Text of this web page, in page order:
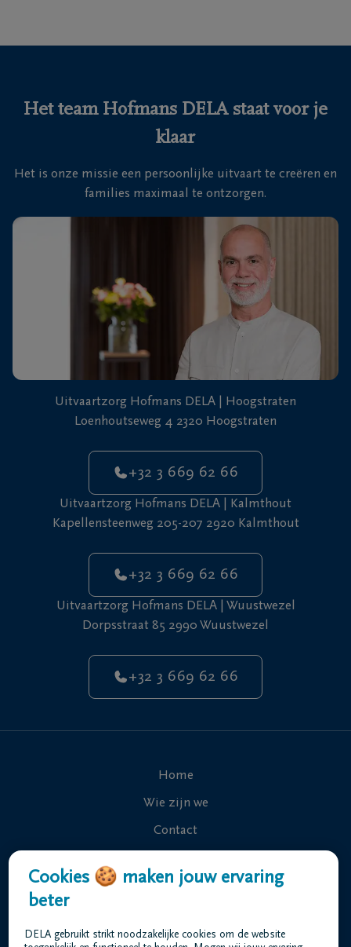
24u/24
Het team Hofmans DELA staat voor je
klaar
Het is onze missie een persoonlijke uitvaart te creëren en
families maximaal te ontzorgen.
Uitvaartzorg Hofmans DELA | Hoogstraten
Loenhoutseweg 4 2320 Hoogstraten
+32 3 669 62 66
Uitvaartzorg Hofmans DELA | Kalmthout
Kapellensteenweg 205-207 2920 Kalmthout
+32 3 669 62 66
Uitvaartzorg Hofmans DELA | Wuustwezel
Dorpsstraat 85 2990 Wuustwezel
+32 3 669 62 66
Home
Wie zijn we
Contact
Overlijdensberichten
Veelgestelde vragen
Cookies 🍪 maken jouw ervaring
beter
DELA gebruikt strikt noodzakelijke cookies om de website